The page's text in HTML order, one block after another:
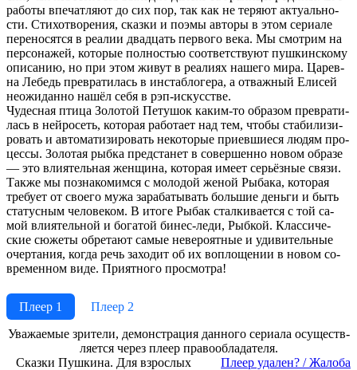
ра­бо­ты впе­чат­ля­ют до сих пор, так как не те­ря­ют ак­ту­аль­но­
сти. Сти­хо­тво­ре­ния, сказ­ки и по­эмы ав­то­ры в этом се­риа­ле
пе­ре­но­сят­ся в реа­лии два­дцать пер­во­го ве­ка. Мы смот­рим на
пер­со­на­жей, ко­то­рые пол­но­стью со­от­вет­ст­ву­ют пуш­кин­ско­му
опи­са­нию, но при этом жи­вут в реа­ли­ях на­ше­го ми­ра. Ца­рев­
на Ле­бедь пре­вра­ти­лась в ин­стаб­ло­ге­ра, а от­важ­ный Ели­сей
не­ожи­дан­но на­шёл се­бя в рэп-ис­кус­ст­ве.
Чу­дес­ная пти­ца Зо­ло­той Пе­ту­шок ка­ким-то об­ра­зом пре­вра­ти­
лась в ней­ро­сеть, ко­то­рая ра­бо­та­ет над тем, что­бы ста­би­ли­зи­
ро­вать и ав­то­ма­ти­зи­ро­вать не­ко­то­рые при­ев­шие­ся лю­дям про­
цес­сы. Зо­ло­тая рыб­ка пред­ста­нет в со­вер­шен­но но­вом об­ра­зе
— это влия­тель­ная жен­щи­на, ко­то­рая име­ет серь­ёз­ные свя­зи.
Так­же мы по­зна­ко­мим­ся с мо­ло­дой же­ной Ры­ба­ка, ко­то­рая
тре­бу­ет от сво­его му­жа за­ра­ба­ты­вать боль­шие день­ги и быть
ста­тус­ным че­ло­ве­ком. В ито­ге Ры­бак стал­ки­ва­ет­ся с той са­
мой влия­тель­ной и бо­га­той би­нес-ле­ди, Рыб­кой. Клас­си­че­
ские сю­же­ты об­ре­та­ют са­мые не­ве­ро­ят­ные и уди­ви­тель­ные
очер­та­ния, ко­гда речь за­хо­дит об их во­пло­ще­нии в но­вом со­
вре­мен­ном ви­де. При­ят­но­го про­смот­ра!
Плеер 1
Плеер 2
Ува­жае­мые зри­те­ли, де­мон­ст­ра­ция дан­но­го се­риа­ла осу­ще­ст­в­
ля­ет­ся че­рез пле­ер пра­во­об­ла­да­те­ля.
Сказки Пушкина. Для взрослых
Пле­ер уда­лен? / Жа­ло­ба